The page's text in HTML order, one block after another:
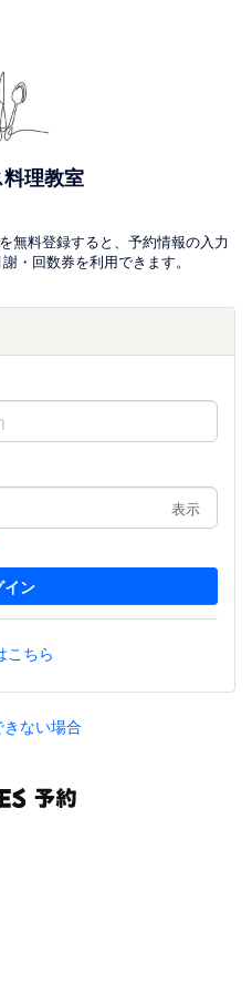
理教室
無料登録すると、予約情報の入力
・回数券を利用できます。
表示
こちら
ない場合